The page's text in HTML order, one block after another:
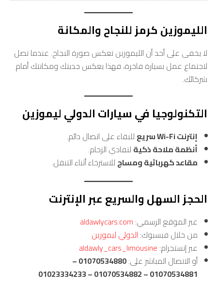
الليموزين كرمز للنجاح والمكانة
لا يخفى على أحد أن الليموزين تعكس صورة النجاح. عندما تصل
لاجتماع عمل بسيارة فاخرة، فهذا يعكس جديتك ومكانتك أمام
شركائك.
التكنولوجيا في سيارات الدولي ليموزين
إنترنت Wi-Fi سريع
للبقاء على اتصال دائم.
أنظمة ملاحة ذكية لتفادي الزحام.
مقاعد كهربائية ومساج للاسترخاء أثناء التنقل.
الحجز السهل والسريع عبر الإنترنت
عبر الموقع الرسمي: aldawlycars.com
من خلال فيسبوك: الدولي ليموزين
عبر إنستجرام: aldawly_cars_limousine
أو الاتصال المباشر على:
01070534880 –
01070534881 – 01070534882 – 01023334233